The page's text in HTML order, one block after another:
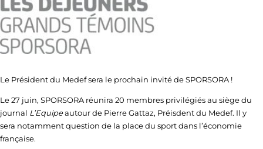
Le Président du Medef sera le prochain invité de SPORSORA !
Le 27 juin, SPORSORA réunira 20 membres privilégiés au siège du
journal L’Equipeautour de Pierre Gattaz, Préisdent du Medef. Il y
sera notamment question de la place du sport dans l’économie
française.